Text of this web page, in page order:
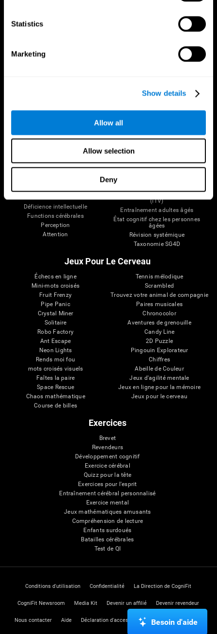
Statistics
Marketing
Show details
Allow all
Allow selection
Deny
A propos du cerveau
Les parties du cerveau
Neurones
Déficience intellectuelle
Functions cérébrales
Perception
Attention
Adultes en bonne santé
(iTV)
Entraînement adultes âgés
État cognitif chez les personnes
âgées
Révision systémique
Taxonomie SG4D
Jeux Pour Le Cerveau
Échecs en ligne
Mini-mots croisés
Fruit Frenzy
Pipe Panic
Crystal Miner
Solitaire
Robo Factory
Ant Escape
Neon Lights
Rends moi fou
mots croisés visuels
Faîtes la paire
Space Rescue
Chaos mathématique
Course de billes
Tennis mélodique
Scrambled
Trouvez votre animal de compagnie
Paires musicales
Chronocolor
Aventures de grenouille
Candy Line
2D Puzzle
Pingouin Explorateur
Chiffres
Abeille de Couleur
Jeux d'agilité mentale
Jeux en ligne pour la mémoire
Jeux pour le cerveau
Exercices
Brevet
Revendeurs
Développement cognitif
Exercice cérébral
Quizz pour la tête
Exercices pour l'esprit
Entraînement cérébral personnalisé
Exercice mental
Jeux mathématiques amusants
Compréhension de lecture
Enfants surdoués
Batailles cérébrales
Test de QI
Conditions d'utilisation Confidentialité La Direction de CogniFit
CogniFit Newsroom Media Kit Devenir un affilié Devenir revendeur
Nous contacter Aide Déclaration d'accessibilité Centre de Confiance
Besoin d'aide